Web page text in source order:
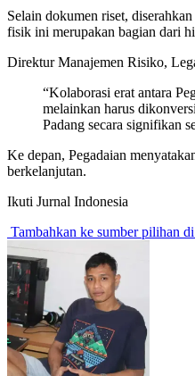
Selain dokumen riset,
fisik ini merupakan bagian dari
Direktur Manajemen Risiko,
“Kolaborasi erat antara
melainkan harus
Padang secara signifikan
Ke depan, Pegadaian
berkelanjutan.
Ikuti Jurnal Indonesia
Tambahkan ke sumber pilihan